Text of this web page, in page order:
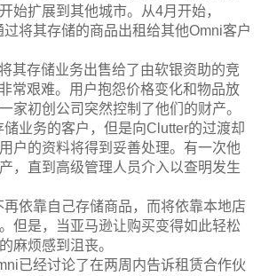
始扩展到其他城市。从4月开始，
将其存储的商品出租给其他Omni客户
其存储业务出售给了由软银资助的竞
常艰难。用户抱怨价格变化和物品放
家初创公司突然控制了他们的财产。
业务的客户，但是向Clutter的过渡却
户的资料将得到妥善处理。有一次他
，直到高级管理人员介入以查明发生
依靠自己存储商品，而将依靠本地店
但是，当亚马逊让购买变得如此轻松
麻烦感到沮丧。
已经讨论了在两周内告诉租赁合作伙